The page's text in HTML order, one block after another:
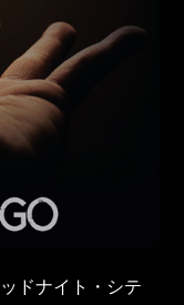
ドナイト・シテ